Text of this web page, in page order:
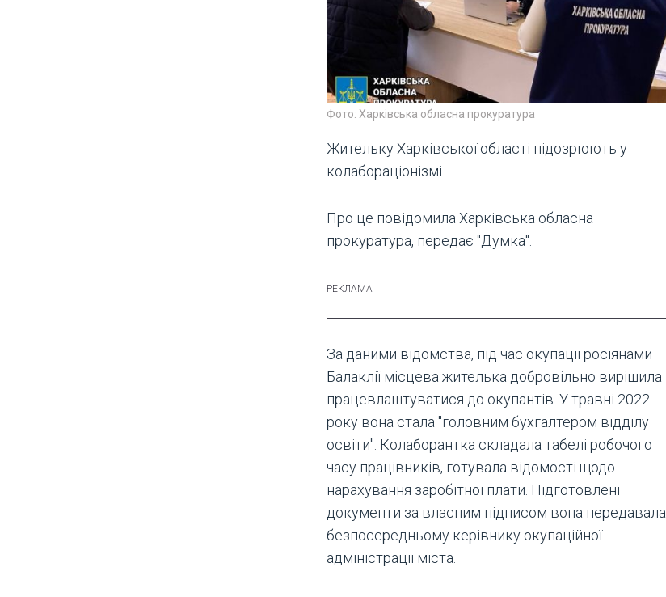
Фото: Харківська обласна прокуратура
Жительку Харківської області підозрюють у
колабораціонізмі.
Про це повідомила Харківська обласна
прокуратура, передає "Думка".
За даними відомства, під час окупації росіянами
Балаклії місцева жителька добровільно вирішила
працевлаштуватися до окупантів. У травні 2022
року вона стала "головним бухгалтером відділу
освіти". Колаборантка складала табелі робочого
часу працівників, готувала відомості щодо
нарахування заробітної плати. Підготовлені
документи за власним підписом вона передавала
безпосередньому керівнику окупаційної
адміністрації міста.